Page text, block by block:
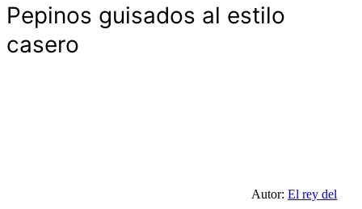
Pepinos guisados al estilo
casero
Autor: El rey del